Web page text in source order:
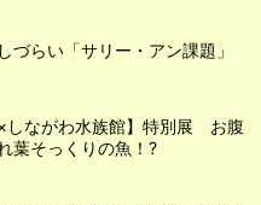
づらい「サリー・アン課題」
×しながわ水族館】特別展 お腹
葉そっくりの魚！?